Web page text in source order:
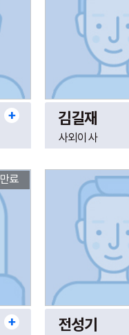
김길재
사외이사
만료
전성기